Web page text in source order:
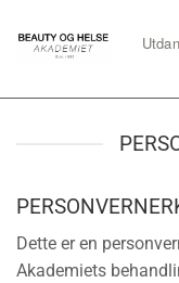
Dette er en
Akademiets